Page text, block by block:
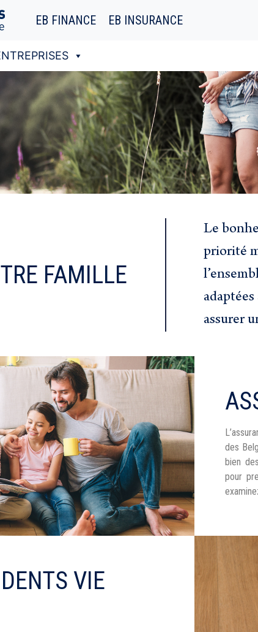
EB FINANCE EB INSURANCE
FAMILLE
Le
priorité
assurer
des
bien
pour
VIE